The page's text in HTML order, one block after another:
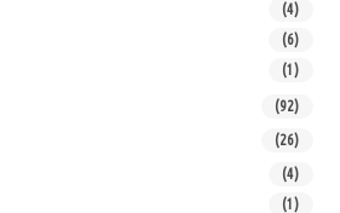
(4)
(6)
(1)
(92)
(26)
(4)
(1)